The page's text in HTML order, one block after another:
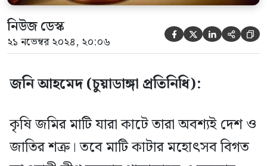
নিউজ ডেস্ক
২১ নভেম্বর ২০২৪, ২০:০৬     
জনি আহমেদ (চুয়াডাঙ্গা প্রতিনিধি):
কৃষি জমির মাটি যারা কাটে তারা অবশ্যই দেশ ও
জাতির শত্রু। তবে মাটি কাটার মহোৎসব বিগত